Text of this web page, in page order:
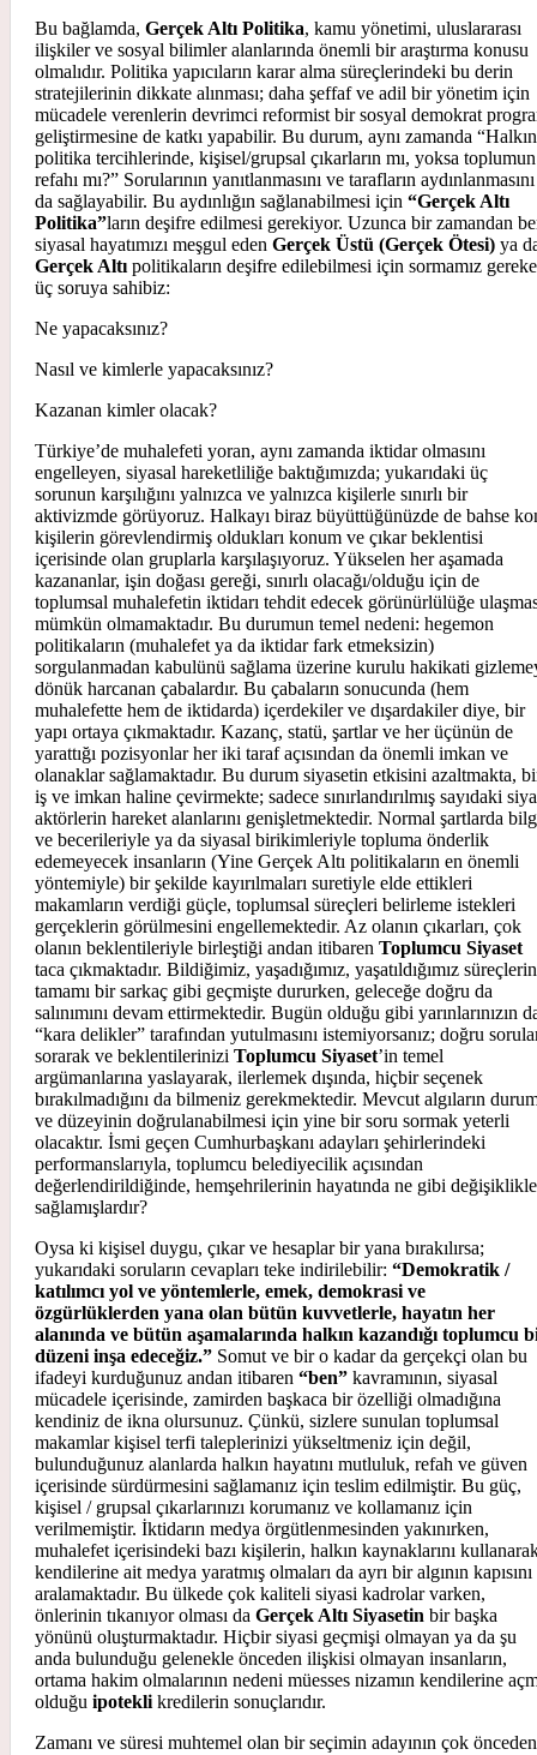
Bu bağlamda, Gerçek Altı Politika, kamu yönetimi, uluslararası
ilişkiler ve sosyal bilimler alanlarında önemli bir araştırma konusu
olmalıdır. Politika yapıcıların karar alma süreçlerindeki bu derin
stratejilerinin dikkate alınması; daha şeffaf ve adil bir yönetim için
mücadele verenlerin devrimci reformist bir sosyal demokrat
geliştirmesine de katkı yapabilir. Bu durum, aynı zamanda “Halkın
politika tercihlerinde, kişisel/grupsal çıkarların mı, yoksa toplumun
refahı mı?” Sorularının yanıtlanmasını ve tarafların aydınlanmasını
da sağlayabilir. Bu aydınlığın sağlanabilmesi için “Gerçek Altı
Politika”ların deşifre edilmesi gerekiyor. Uzunca bir zamandan
siyasal hayatımızı meşgul eden Gerçek Üstü (Gerçek Ötesi) ya
Gerçek Altı politikaların deşifre edilebilmesi için sormamız
üç soruya sahibiz:
Ne yapacaksınız?
Nasıl ve kimlerle yapacaksınız?
Kazanan kimler olacak?
Türkiye’de muhalefeti yoran, aynı zamanda iktidar olmasını
engelleyen, siyasal hareketliliğe baktığımızda; yukarıdaki üç
sorunun karşılığını yalnızca ve yalnızca kişilerle sınırlı bir
aktivizmde görüyoruz. Halkayı biraz büyüttüğünüzde de bahse
kişilerin görevlendirmiş oldukları konum ve çıkar beklentisi
içerisinde olan gruplarla karşılaşıyoruz. Yükselen her aşamada
kazananlar, işin doğası gereği, sınırlı olacağı/olduğu için de
toplumsal muhalefetin iktidarı tehdit edecek görünürlülüğe
mümkün olmamaktadır. Bu durumun temel nedeni: hegemon
politikaların (muhalefet ya da iktidar fark etmeksizin)
sorgulanmadan kabulünü sağlama üzerine kurulu hakikati
dönük harcanan çabalardır. Bu çabaların sonucunda (hem
muhalefette hem de iktidarda) içerdekiler ve dışardakiler diye, bir
yapı ortaya çıkmaktadır. Kazanç, statü, şartlar ve her üçünün de
yarattığı pozisyonlar her iki taraf açısından da önemli imkan ve
olanaklar sağlamaktadır. Bu durum siyasetin etkisini azaltmakta,
iş ve imkan haline çevirmekte; sadece sınırlandırılmış sayıdaki
aktörlerin hareket alanlarını genişletmektedir. Normal şartlarda
ve becerileriyle ya da siyasal birikimleriyle topluma önderlik
edemeyecek insanların (Yine Gerçek Altı politikaların en önemli
yöntemiyle) bir şekilde kayırılmaları suretiyle elde ettikleri
makamların verdiği güçle, toplumsal süreçleri belirleme istekleri
gerçeklerin görülmesini engellemektedir. Az olanın çıkarları, çok
olanın beklentileriyle birleştiği andan itibaren Toplumcu Siyaset
taca çıkmaktadır. Bildiğimiz, yaşadığımız, yaşatıldığımız süreçlerin
tamamı bir sarkaç gibi geçmişte dururken, geleceğe doğru da
salınımını devam ettirmektedir. Bugün olduğu gibi yarınlarınızın
“kara delikler” tarafından yutulmasını istemiyorsanız; doğru
sorarak ve beklentilerinizi Toplumcu Siyaset’in temel
argümanlarına yaslayarak, ilerlemek dışında, hiçbir seçenek
bırakılmadığını da bilmeniz gerekmektedir. Mevcut algıların
ve düzeyinin doğrulanabilmesi için yine bir soru sormak yeterli
olacaktır. İsmi geçen Cumhurbaşkanı adayları şehirlerindeki
performanslarıyla, toplumcu belediyecilik açısından
değerlendirildiğinde, hemşehrilerinin hayatında ne gibi
sağlamışlardır?
Oysa ki kişisel duygu, çıkar ve hesaplar bir yana bırakılırsa;
yukarıdaki soruların cevapları teke indirilebilir: “Demokratik /
katılımcı yol ve yöntemlerle, emek, demokrasi ve
özgürlüklerden yana olan bütün kuvvetlerle, hayatın her
alanında ve bütün aşamalarında halkın kazandığı toplumcu
düzeni inşa edeceğiz.” Somut ve bir o kadar da gerçekçi olan bu
ifadeyi kurduğunuz andan itibaren “ben” kavramının, siyasal
mücadele içerisinde, zamirden başkaca bir özelliği olmadığına
kendiniz de ikna olursunuz. Çünkü, sizlere sunulan toplumsal
makamlar kişisel terfi taleplerinizi yükseltmeniz için değil,
bulunduğunuz alanlarda halkın hayatını mutluluk, refah ve güven
içerisinde sürdürmesini sağlamanız için teslim edilmiştir. Bu güç,
kişisel / grupsal çıkarlarınızı korumanız ve kollamanız için
verilmemiştir. İktidarın medya örgütlenmesinden yakınırken,
muhalefet içerisindeki bazı kişilerin, halkın kaynaklarını
kendilerine ait medya yaratmış olmaları da ayrı bir algının kapısını
aralamaktadır. Bu ülkede çok kaliteli siyasi kadrolar varken,
önlerinin tıkanıyor olması da Gerçek Altı Siyasetin bir başka
yönünü oluşturmaktadır. Hiçbir siyasi geçmişi olmayan ya da şu
anda bulunduğu gelenekle önceden ilişkisi olmayan insanların,
ortama hakim olmalarının nedeni müesses nizamın kendilerine
olduğu ipotekli kredilerin sonuçlarıdır.
Zamanı ve süresi muhtemel olan bir seçimin adayının çok önceden